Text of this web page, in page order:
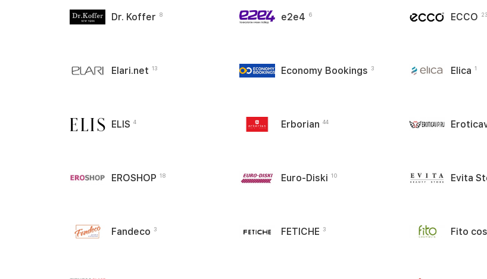
Dr. Koffer 8 e2e4 6 ECCO 23
Elari.net 13 Economy Bookings 3 Elica 1
ELIS 4 Erborian 44
EROSHOP 18 Euro-Diski 10 Evita
Fandeco 3 FETICHE 3 Fito